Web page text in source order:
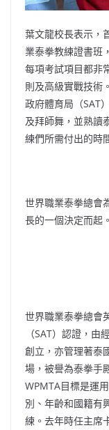
葉文龍校長表示，
業泰拳教練證書班
每項考試項目都非
則及高級實戰技術
政府體育局（SAT
及拜師舞，並熟讀
練們所需付出的時
世界職業泰拳總會
長的一個決定而起。
世界職業泰拳總會
（SAT）認證，
創立，亦管理著泰
場，被譽為泰拳手
WPMTA目標是運
別、年齡和國籍有
練。去年時任主席